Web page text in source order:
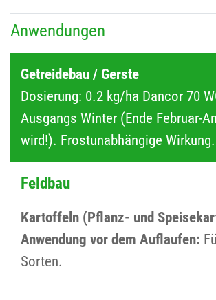
Anwendungen
Getreidebau / Gerste
Dosierung: 0.2 kg/ha Dancor 70
Ausgangs Winter (Ende Februar-
wird!). Frostunabhängige
Feldbau
Kartoffeln (Pflanz- und
Anwendung vor dem Auflaufen:
Sorten.